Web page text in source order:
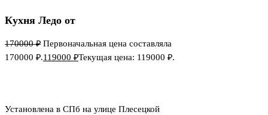
Кухня Ледо от
170000₽ Первоначальная цена составляла
170000 ₽.119000 ₽Текущая цена: 119000 ₽.
Установлена в СПб на улице Плесецкой